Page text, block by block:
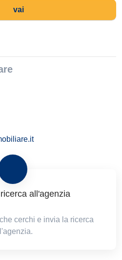
vai
all'agenzia
cerchi e invia la ricerca